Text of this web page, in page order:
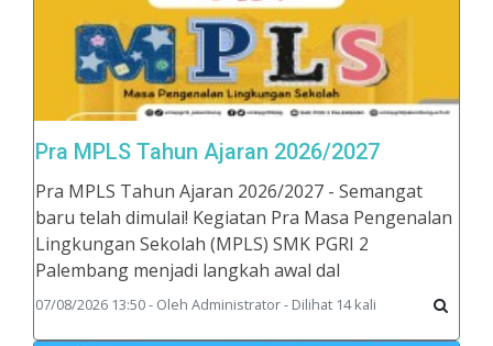
Pra MPLS Tahun Ajaran 2026/2027
Pra MPLS Tahun Ajaran 2026/2027 - Semangat
baru telah dimulai! Kegiatan Pra Masa Pengenalan
Lingkungan Sekolah (MPLS) SMK PGRI 2
Palembang menjadi langkah awal dal
07/08/2026 13:50 - Oleh Administrator - Dilihat 14 kali